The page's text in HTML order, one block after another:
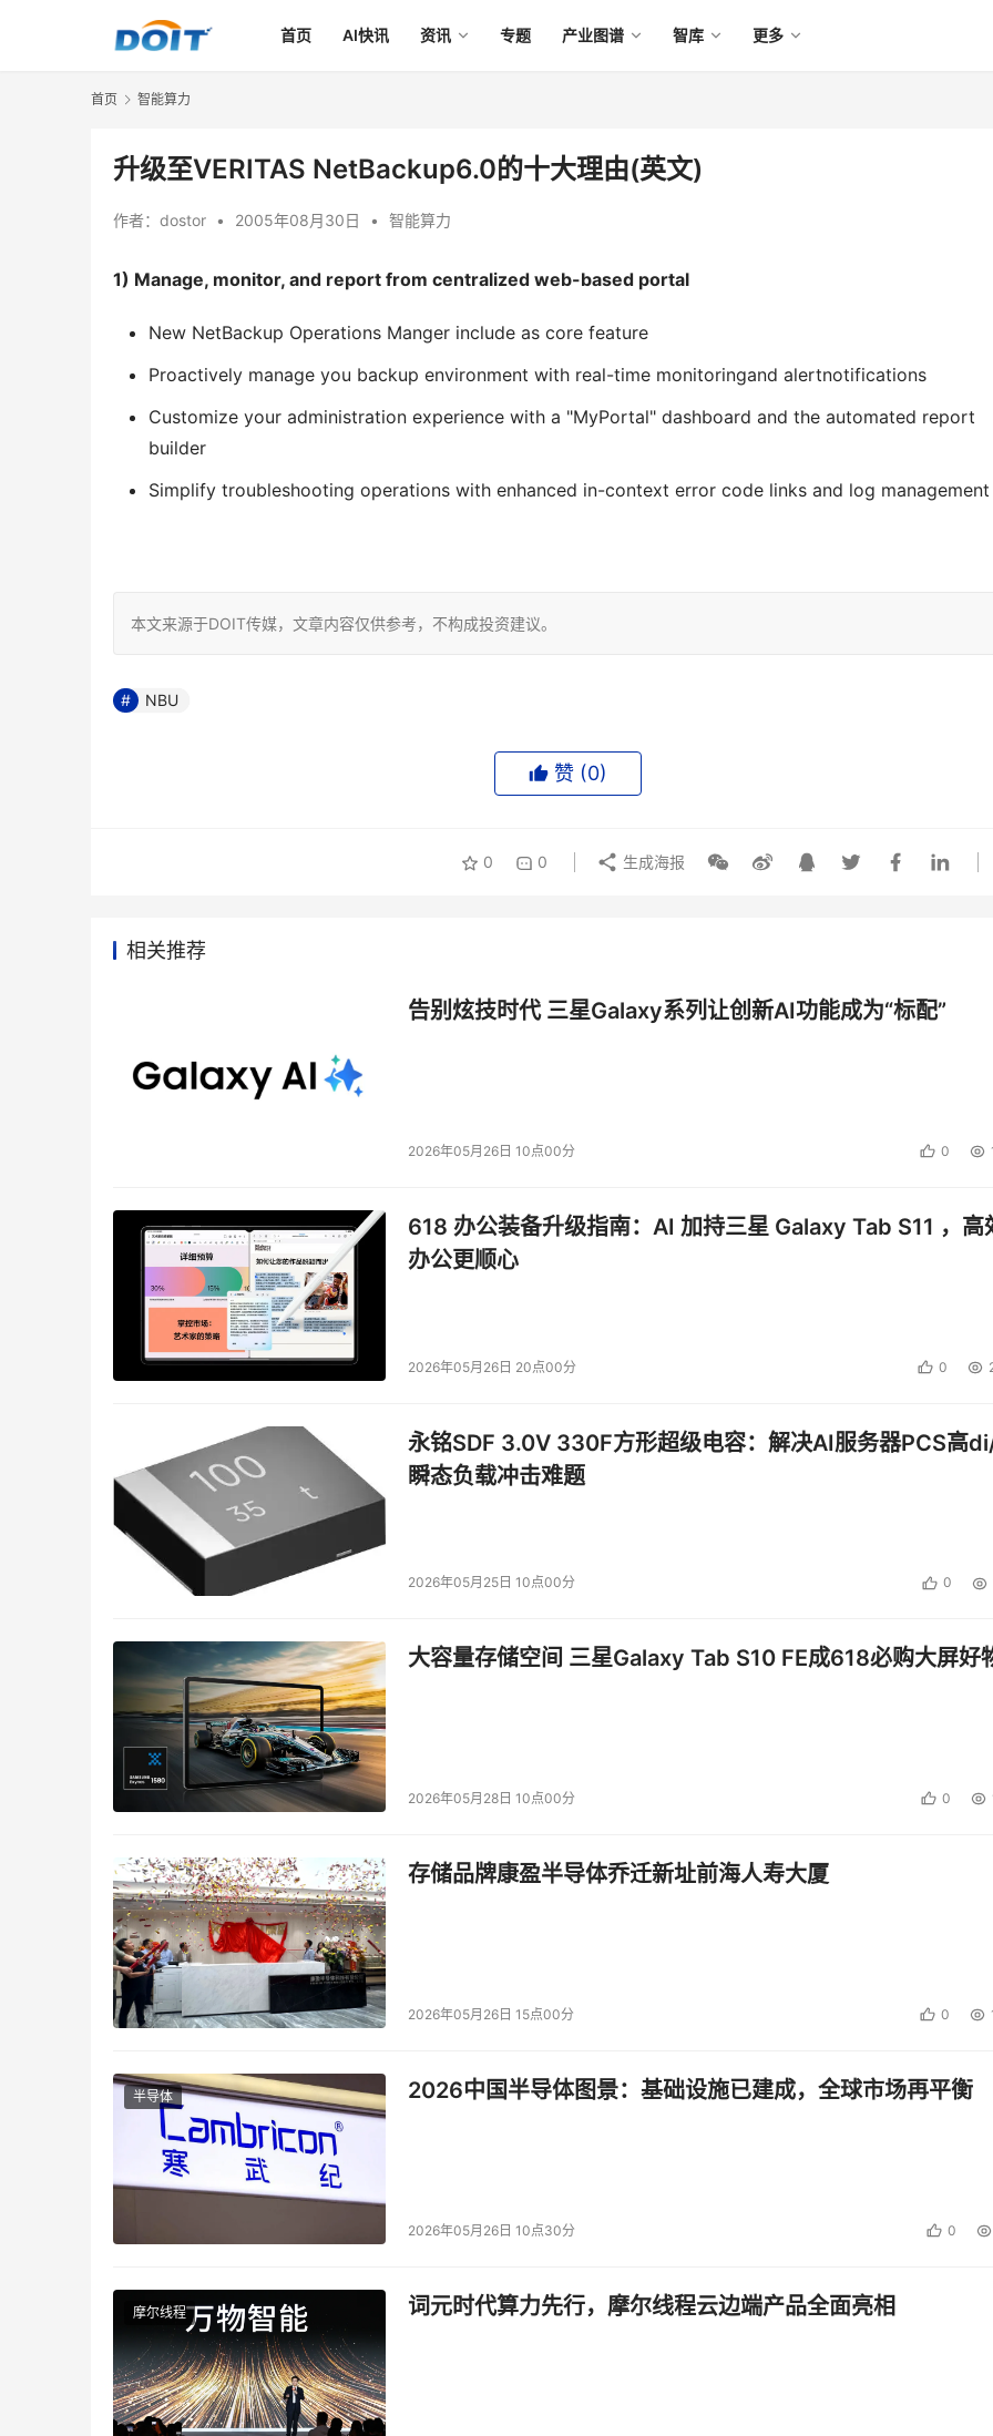
首页 AI快讯 资讯 专题 产业图谱 智库 更多
首页 智能算力
升级至VERITAS NetBackup6.0的十大理由(英文)
作者： dostor • 2005年08月30日 • 智能算力
1) Manage, monitor, and report from centralized web-based portal
New NetBackup Operations Manger include as core feature
Proactively manage you backup environment with real-time monitoringand alertnotifications
Customize your administration experience with a "MyPortal" dashboard and the automated report
builder
Simplify troubleshooting operations with enhanced in-context error code links and log management
本文来源于DOIT传媒，文章内容仅供参考，不构成投资建议。
NBU
赞 (0)
0 0 生成海报
相关推荐
告别炫技时代 三星Galaxy系列让创新AI功能成为“标配”
2026年05月26日 10点00分 0
618 办公装备升级指南：AI 加持三星 Galaxy Tab S11 ，高
办公更顺心
2026年05月26日 20点00分 0
永铭SDF 3.0V 330F方形超级电容：解决AI服务器PCS高
瞬态负载冲击难题
2026年05月25日 10点00分 0
大容量存储空间 三星Galaxy Tab S10 FE成618必购大屏好
2026年05月28日 10点00分 0
存储品牌康盈半导体乔迁新址前海人寿大厦
2026年05月26日 15点00分 0
半导体 2026中国半导体图景：基础设施已建成，全球市场再平衡
2026年05月26日 10点30分 0
摩尔线程 词元时代算力先行，摩尔线程云边端产品全面亮相